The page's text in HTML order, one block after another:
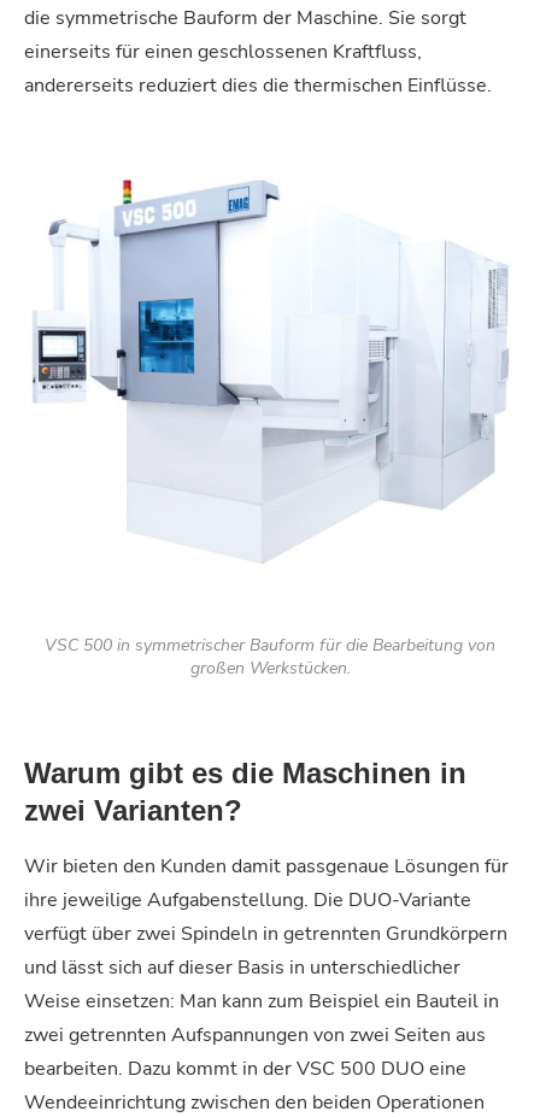
die symmetrische Bauform der Maschine. Sie sorgt
einerseits für einen geschlossenen Kraftfluss,
andererseits reduziert dies die thermischen Einflüsse.
VSC 500 in symmetrischer Bauform für die Bearbeitung von
großen Werkstücken.
Warum gibt es die Maschinen in
zwei Varianten?
Wir bieten den Kunden damit passgenaue Lösungen für
ihre jeweilige Aufgabenstellung. Die DUO-Variante
verfügt über zwei Spindeln in getrennten Grundkörpern
und lässt sich auf dieser Basis in unterschiedlicher
Weise einsetzen: Man kann zum Beispiel ein Bauteil in
zwei getrennten Aufspannungen von zwei Seiten aus
bearbeiten. Dazu kommt in der VSC 500 DUO eine
Wendeeinrichtung zwischen den beiden Operationen